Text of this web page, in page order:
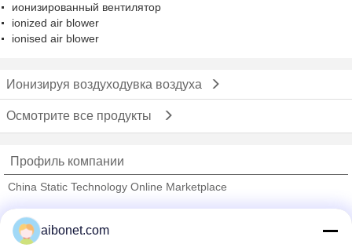
ионизированный вентилятор
ionized air blower
ionised air blower
Ионизируя воздуходувка воздуха
Осмотрите все продукты
Профиль компании
China Static Technology Online Marketplace
Trust Seal
aibonet.com